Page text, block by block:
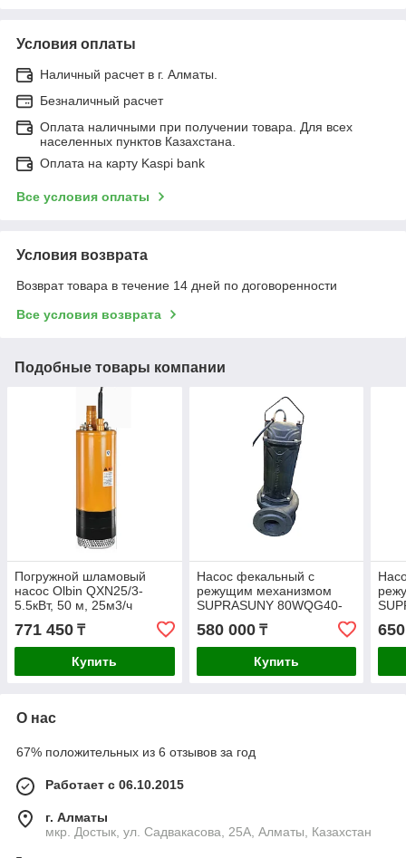
Условия оплаты
Наличный расчет в г. Алматы.
Безналичный расчет
Оплата наличными при получении товара. Для всех
населенных пунктов Казахстана.
Оплата на карту Kaspi bank
Все условия оплаты
Условия возврата
Возврат товара в течение 14 дней по договоренности
Все условия возврата
Подобные товары компании
Погружной шламовый
насос Olbin QXN25/3-
5.5кВт, 50 м, 25м3/ч
771 450 ₸
Купить
Насос фекальный с
режущим механизмом
SUPRASUNY 80WQG40-
28-7.5, 39.5м, 102м3/ч
580 000₸
Купить
О нас
67% положительных из 6 отзывов за год
Работает с 06.10.2015
г. Алматы
мкр. Достык, ул. Садвакасова, 25А, Алматы, Казахстан